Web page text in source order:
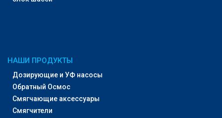
НАШИ ПРОДУКТЫ
Дозирующие и УФ насосы
Обратный Осмос
Смягчающие аксессуары
Смягчители